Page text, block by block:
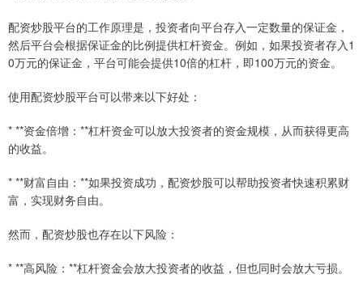
配资炒股平台的工作原理是，投资者向平台存入一定数量的保证金，
然后平台会根据保证金的比例提供杠杆资金。例如，如果投资者存入1
0万元的保证金，平台可能会提供10倍的杠杆，即100万元的资金。
使用配资炒股平台可以带来以下好处：
* **资金倍增：**杠杆资金可以放大投资者的资金规模，从而获得更高
的收益。
* **财富自由：**如果投资成功，配资炒股可以帮助投资者快速积累财
富，实现财务自由。
然而，配资炒股也存在以下风险：
* **高风险：**杠杆资金会放大投资者的收益，但也同时会放大亏损。